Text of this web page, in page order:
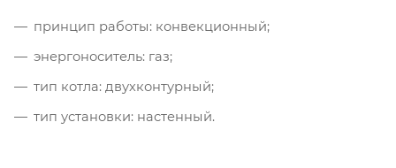
принцип работы: конвекционный;
энергоноситель: газ;
тип котла: двухконтурный;
тип установки: настенный.